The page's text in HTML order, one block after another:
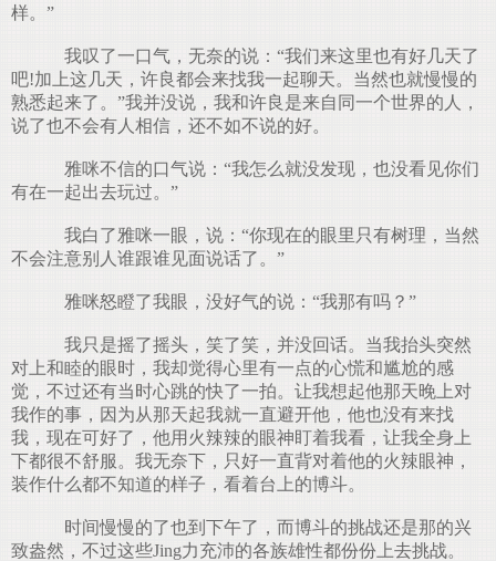
样。”
我叹了一口气，无奈的说：“我们来这里也有好几天了
吧!加上这几天，许良都会来找我一起聊天。当然也就慢慢的
熟悉起来了。”我并没说，我和许良是来自同一个世界的人，
说了也不会有人相信，还不如不说的好。
雅咪不信的口气说：“我怎么就没发现，也没看见你们
有在一起出去玩过。”
我白了雅咪一眼，说：“你现在的眼里只有树理，当然
不会注意别人谁跟谁见面说话了。”
雅咪怒瞪了我眼，没好气的说：“我那有吗？”
我只是摇了摇头，笑了笑，并没回话。当我抬头突然
对上和睦的眼时，我却觉得心里有一点的心慌和尴尬的感
觉，不过还有当时心跳的快了一拍。让我想起他那天晚上对
我作的事，因为从那天起我就一直避开他，他也没有来找
我，现在可好了，他用火辣辣的眼神盯着我看，让我全身上
下都很不舒服。我无奈下，只好一直背对着他的火辣眼神，
装作什么都不知道的样子，看着台上的博斗。
时间慢慢的了也到下午了，而博斗的挑战还是那的兴
致盎然，不过这些Jing力充沛的各族雄性都份份上去挑战。